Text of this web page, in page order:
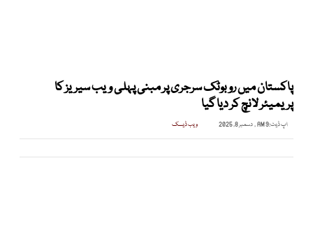
پاکستان میں روبوٹک سرجری پر مبنی پہلی ویب سیریز کا
پریمیئر لانچ کر دیا گیا
اپ ڈیٹ:9 AM , دسمبر 8, 2025 ویب ڈیسک